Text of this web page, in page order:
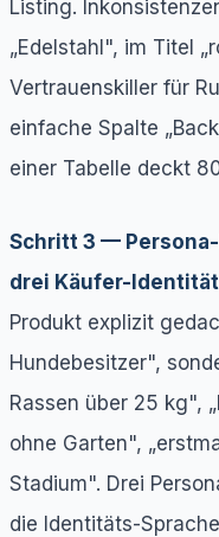
Listing.
„Edelstahl", im Titel
Vertrauenskiller für
einfache Spalte
einer Tabelle deckt
Schritt 3 —
drei Käufer-
Produkt explizit
Hundebesitzer",
Rassen über 25 kg",
ohne Garten",
Stadium". Drei
die Identitäts-